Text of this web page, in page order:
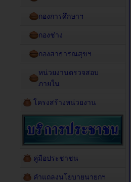
กองการศึกษาฯ
กองช่าง
กองสาธารณสุขฯ
หน่วยงานตรวจสอบ
ภายใน
โครงสร้างหน่วยงาน
คู่มือประชาชน
คำแถลงนโยบายนายกฯ